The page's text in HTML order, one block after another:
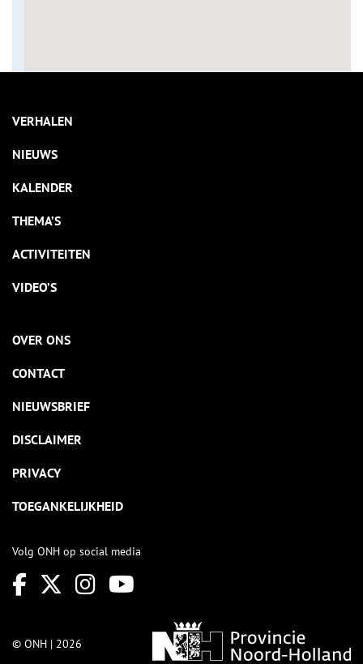
VERHALEN
NIEUWS
KALENDER
THEMA’S
ACTIVITEITEN
VIDEO’S
OVER ONS
CONTACT
NIEUWSBRIEF
DISCLAIMER
PRIVACY
TOEGANKELIJKHEID
Volg ONH op social media
© ONH | 2026